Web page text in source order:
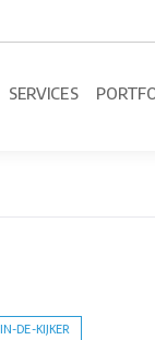
SERVICES
IN-DE-KIJKER